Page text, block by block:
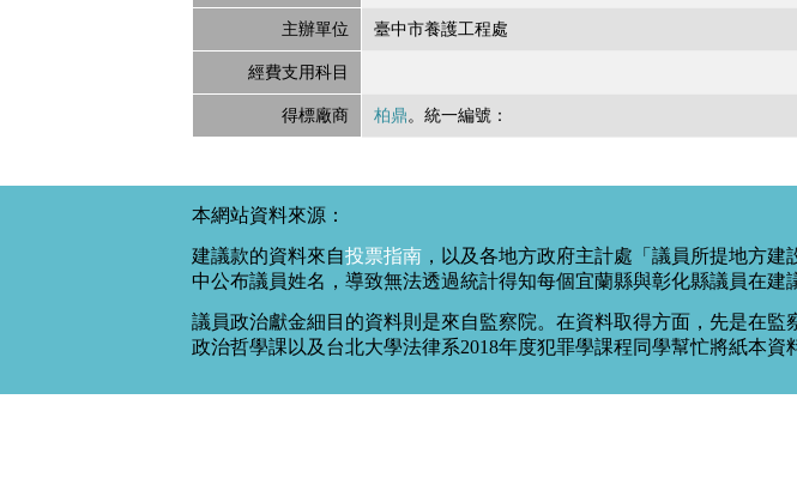
主辦單位 臺中市養護工程處
經費支用科目
得標廠商 柏鼎。統一編號：
本網站資料來源：
建議款的資料來自投票指南 ，以及各地方政府主計處「議員所提地方
中公布議員姓名，導致無法透過統計得知每個宜蘭縣與彰化縣議員在建
議員政治獻金細目的資料則是來自監察院。在資料取得方面，先是在
政治哲學課以及台北大學法律系2018年度犯罪學課程同學幫忙將紙本資